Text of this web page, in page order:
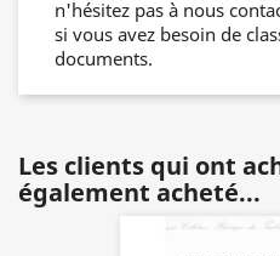
n'hésitez pas à nous
si vous avez besoin de
documents.
Les clients qui ont
également acheté...